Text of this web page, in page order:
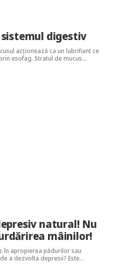
digestiv
acţionează ca un lubrifiant ce
esofag. Stratul de mucus…
natural! Nu
mâinilor!
în apropierea pădurilor sau
a dezvolta depresii? Este…